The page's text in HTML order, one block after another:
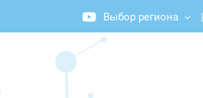
Выбор региона |